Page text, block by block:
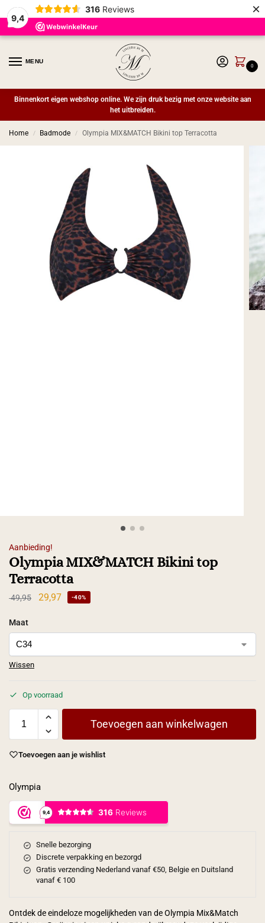
9,4
316 Reviews ×
MENU
0
Binnenkort eigen webshop online. We zijn druk bezig met onze website aan
het uitbreiden.
Home / Badmode / Olympia MIX&MATCH Bikini top Terracotta
Aanbieding!
Olympia MIX&MATCH Bikini top
Terracotta
49,95 29,97 -40%
Maat
Wissen
Op voorraad
Toevoegen aan winkelwagen
Toevoegen aan je wishlist
Olympia
Snelle bezorging
Discrete verpakking en bezorgd
Gratis verzending Nederland vanaf €50, Belgie en Duitsland
vanaf € 100
Ontdek de eindeloze mogelijkheden van de Olympia Mix&Match